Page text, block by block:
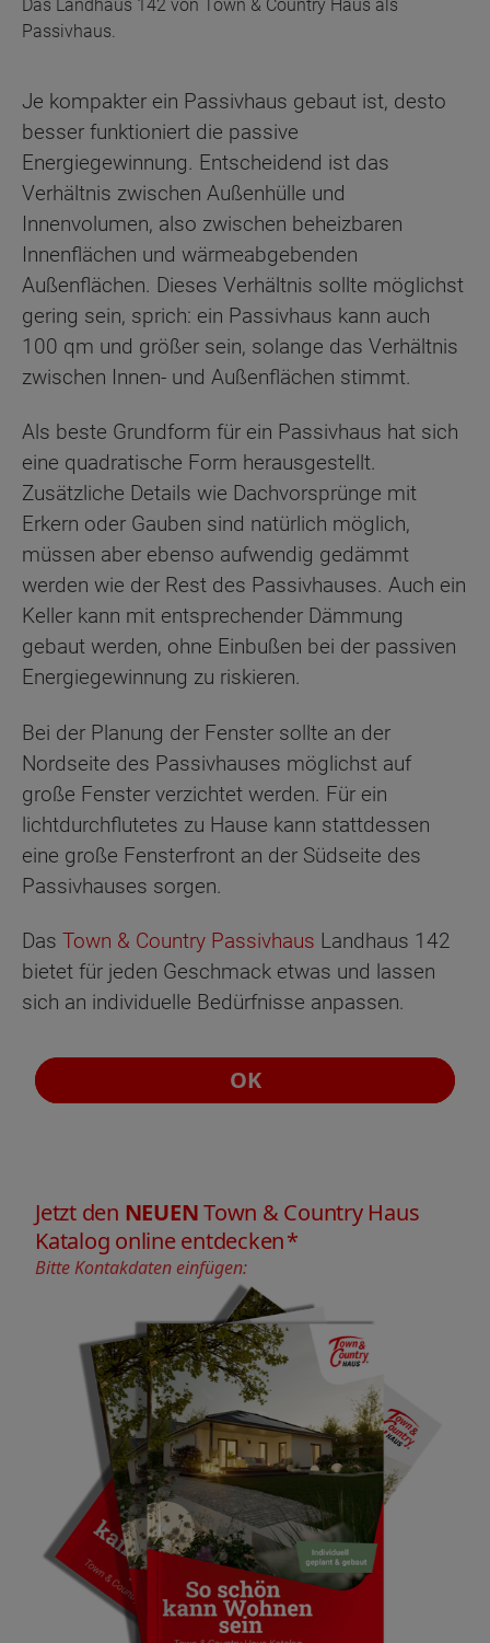
Das Landhaus 142 von Town & Country Haus als
Passivhaus.
Je kompakter ein Passivhaus gebaut ist, desto
besser funktioniert die passive
Energiegewinnung. Entscheidend ist das
Verhältnis zwischen Außenhülle und
Innenvolumen, also zwischen beheizbaren
Innenflächen und wärmeabgebenden
Außenflächen. Dieses Verhältnis sollte möglichst
gering sein, sprich: ein Passivhaus kann auch
100 qm und größer sein, solange das Verhältnis
zwischen Innen- und Außenflächen stimmt.
Als beste Grundform für ein Passivhaus hat sich
eine quadratische Form herausgestellt.
Zusätzliche Details wie Dachvorsprünge mit
Erkern oder Gauben sind natürlich möglich,
müssen aber ebenso aufwendig gedämmt
werden wie der Rest des Passivhauses. Auch ein
Keller kann mit entsprechender Dämmung
gebaut werden, ohne Einbußen bei der passiven
Energiegewinnung zu riskieren.
Bei der Planung der Fenster sollte an der
Nordseite des Passivhauses möglichst auf
große Fenster verzichtet werden. Für ein
lichtdurchflutetes zu Hause kann stattdessen
eine große Fensterfront an der Südseite des
Passivhauses sorgen.
Das Town & Country Passivhaus Landhaus 142
bietet für jeden Geschmack etwas und lassen
sich an individuelle Bedürfnisse anpassen.